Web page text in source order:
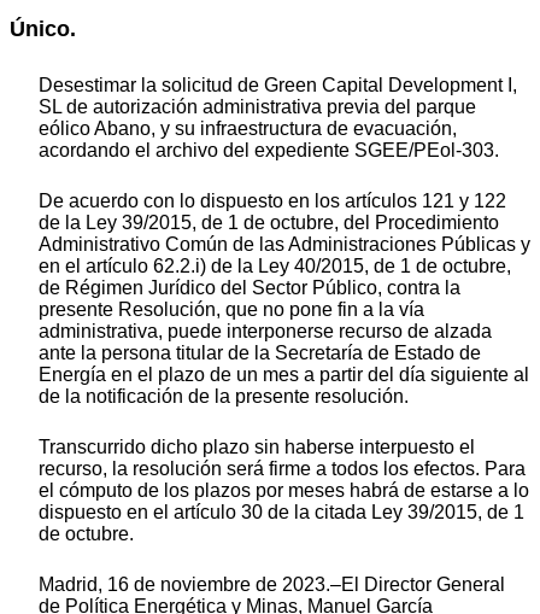
Único.
Desestimar la solicitud de Green Capital Development I,
SL de autorización administrativa previa del parque
eólico Abano, y su infraestructura de evacuación,
acordando el archivo del expediente SGEE/PEol-303.
De acuerdo con lo dispuesto en los artículos 121 y 122
de la Ley 39/2015, de 1 de octubre, del Procedimiento
Administrativo Común de las Administraciones Públicas y
en el artículo 62.2.i) de la Ley 40/2015, de 1 de octubre,
de Régimen Jurídico del Sector Público, contra la
presente Resolución, que no pone fin a la vía
administrativa, puede interponerse recurso de alzada
ante la persona titular de la Secretaría de Estado de
Energía en el plazo de un mes a partir del día siguiente al
de la notificación de la presente resolución.
Transcurrido dicho plazo sin haberse interpuesto el
recurso, la resolución será firme a todos los efectos. Para
el cómputo de los plazos por meses habrá de estarse a lo
dispuesto en el artículo 30 de la citada Ley 39/2015, de 1
de octubre.
Madrid, 16 de noviembre de 2023.–El Director General
de Política Energética y Minas, Manuel García